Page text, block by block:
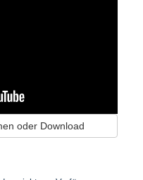
oder Download